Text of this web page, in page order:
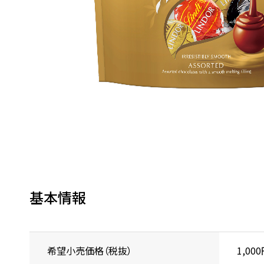
基本情報
希望小売価格（税抜） 1,000